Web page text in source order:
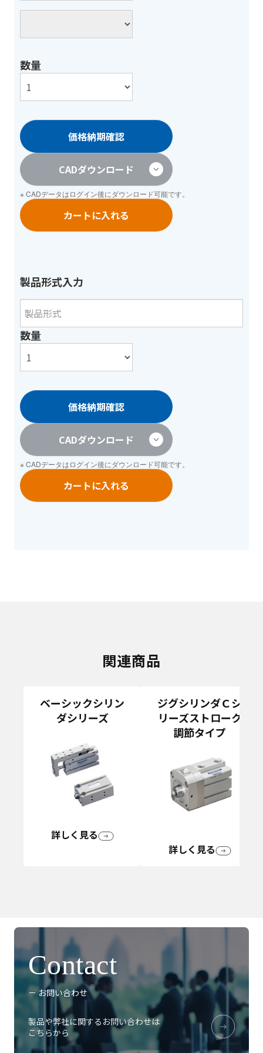
数量
価格納期確認
CADダウンロード
※ CADデータはログイン後にダウンロード可能です。
カートに入れる
製品形式入力
数量
価格納期確認
CADダウンロード
※ CADデータはログイン後にダウンロード可能です。
カートに入れる
関連商品
ベーシックシリン
ダシリーズ
詳しく見る
ジグシリンダＣシ
リーズストローク
調節タイプ
詳しく見る
Contact
－ お問い合わせ
製品や弊社に関するお問い合わせは
こちらから